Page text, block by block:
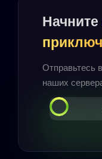
Начните
Отправьтесь
наших